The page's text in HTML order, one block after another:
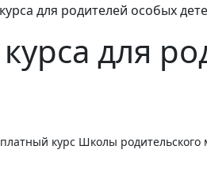
для родителей особых
для